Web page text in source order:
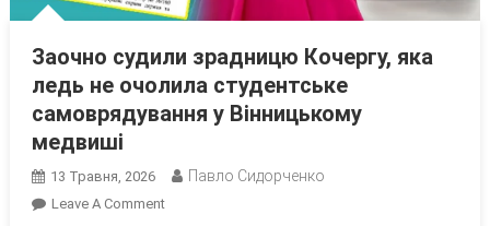
Заочно судили зрадницю Кочергу, яка
ледь не очолила студентське
самоврядування у Вінницькому
медвиші
13 Травня, 2026 Павло Сидорченко
Leave A CommentOn